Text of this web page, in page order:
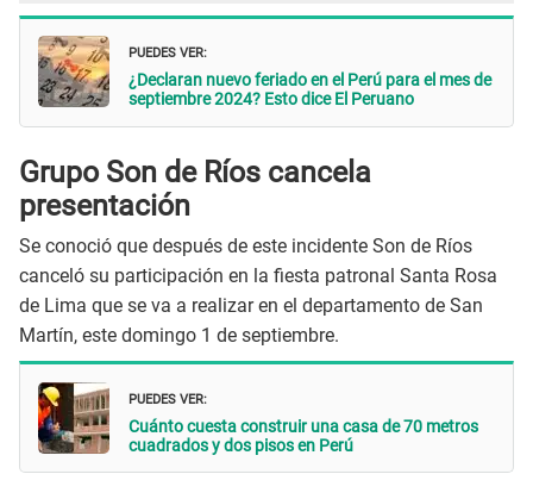
PUEDES VER:
¿Declaran nuevo feriado en el Perú para el mes de
septiembre 2024? Esto dice El Peruano
Grupo Son de Ríos cancela
presentación
Se conoció que después de este incidente Son de Ríos
canceló su participación en la fiesta patronal Santa Rosa
de Lima que se va a realizar en el departamento de San
Martín, este domingo 1 de septiembre.
PUEDES VER:
Cuánto cuesta construir una casa de 70 metros
cuadrados y dos pisos en Perú